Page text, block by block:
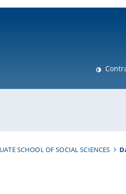
SCHOOL OF SOCIAL SCIENCES